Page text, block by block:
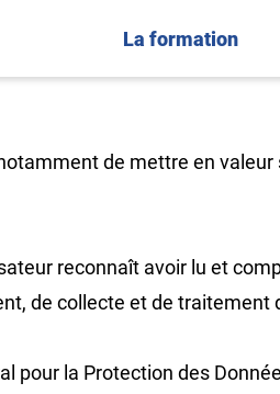
La formation
de mettre en
reconnaît avoir lu et
de collecte et de
la Protection des